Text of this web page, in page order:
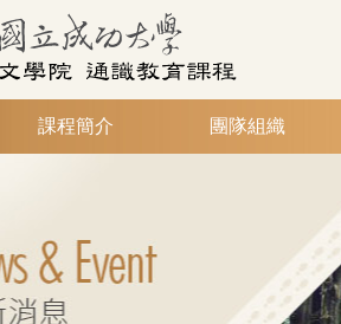
課程簡介 團隊組織